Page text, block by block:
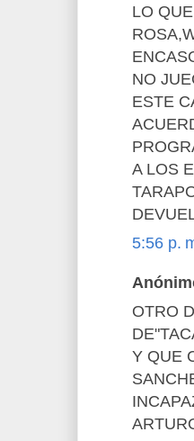
LO
NO
ESTE
A LOS
5:56 p.
OTRO
Y QUE